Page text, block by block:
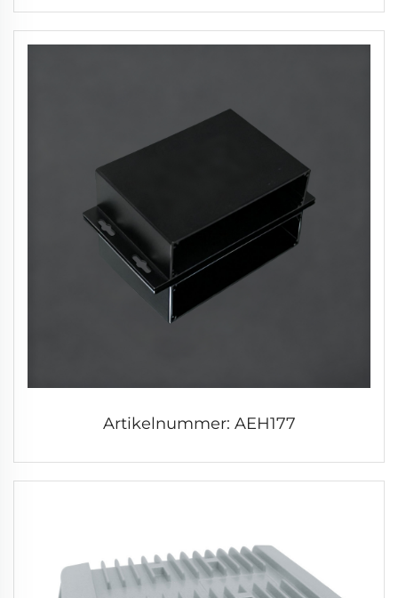
Artikelnummer: AEH177